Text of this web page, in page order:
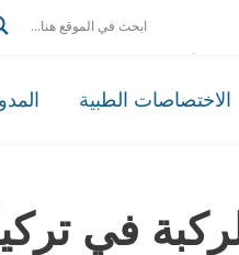
الاختصاصات الطبية
في تركيا